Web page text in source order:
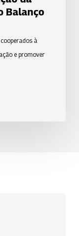
Balanço
à
e promover